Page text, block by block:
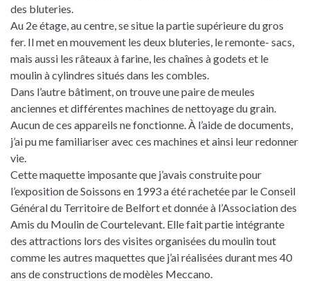
des bluteries.
Au 2e étage, au centre, se situe la partie supérieure du gros
fer. Il met en mouvement les deux bluteries, le remonte- sacs,
mais aussi les râteaux à farine, les chaînes à godets et le
moulin à cylindres situés dans les combles.
Dans l’autre bâtiment, on trouve une paire de meules
anciennes et différentes machines de nettoyage du grain.
Aucun de ces appareils ne fonctionne. À l’aide de documents,
j’ai pu me familiariser avec ces machines et ainsi leur redonner
vie.
Cette maquette imposante que j’avais construite pour
l’exposition de Soissons en 1993 a été rachetée par le Conseil
Général du Territoire de Belfort et donnée à l’Association des
Amis du Moulin de Courtelevant. Elle fait partie intégrante
des attractions lors des visites organisées du moulin tout
comme les autres maquettes que j’ai réalisées durant mes 40
ans de constructions de modèles Meccano.